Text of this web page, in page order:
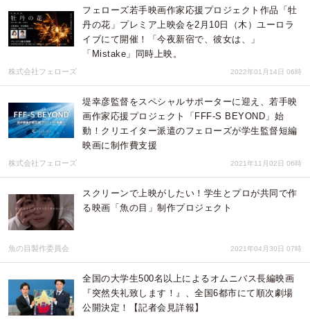
フェローズ若手映画作家応援プロジェクト作品「牡
丹の花」プレミア上映会を2月10日（木）ユーロラ
イブにて開催！「今夜新宿で、彼女は、」
「Mistake」同時上映。
株式会社フェローズ 2022年01月14日 06時
堤幸彦監督をスペシャルサポーターに迎え、若手映
画作家応援プロジェクト「FFF-S BEYOND」始
動！クリエイター派遣のフェローズが学生監督短編
映画に制作費支援
株式会社フェローズ 2021年11月02日 06時
スクリーンで上映がしたい！学生とプロが共同で作
る映画「魚の目」制作プロジェクト
魚の目製作委員会 2021年04月30日 07時
全国の大学生500名以上によるオムニバス長編映画
『突然失礼致します！』、全国6都市にて順次劇場
公開決定！【記者会見詳報】